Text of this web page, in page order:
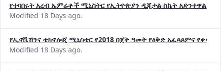
የተባበሩት አረብ ኤምሬቶች ሚኒስትር የኢትዮጵያን ዲጂታል ስኬት አድንቀዋል
Modified 18 Days ago.
የኢኖቬሽንና ቴክኖሎጂ ሚኒስቴር የ2018 በጀት ዓመት የዕቅድ አፈጻጸምና
Modified 18 Days ago.